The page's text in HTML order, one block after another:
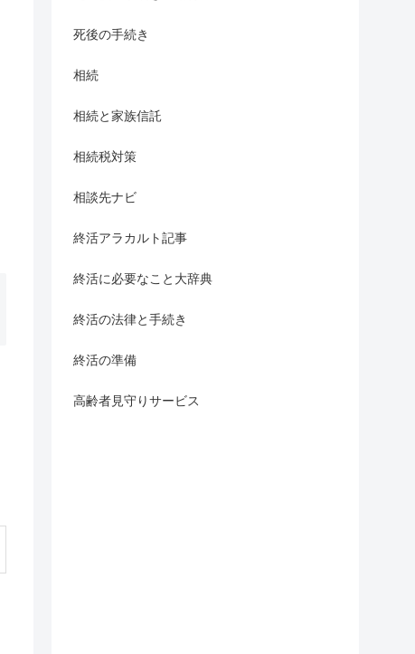
死後の手続き
相続
相続と家族信託
相続税対策
相談先ナビ
終活アラカルト記事
終活に必要なこと大辞典
終活の法律と手続き
終活の準備
高齢者見守りサービス